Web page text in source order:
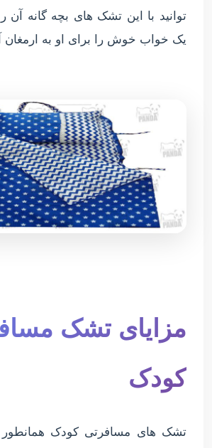
توانید با این تشک های بچه گانه آن
یک خواب خوش را برای او به ارمغان
مزایای تشک
کودک
تشک های مسافرتی کودک